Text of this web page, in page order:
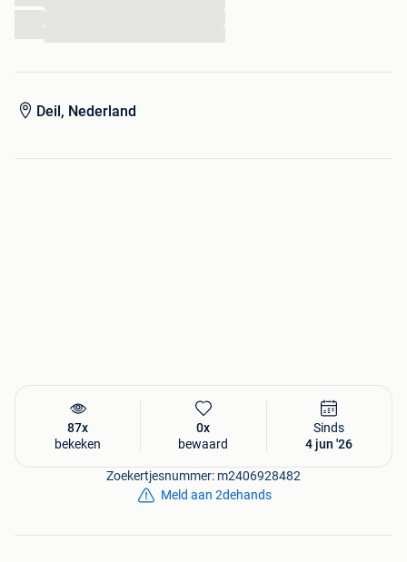
Deil, Nederland
87x
bekeken
0x
bewaard
Sinds
4 jun '26
Zoekertjesnummer: m2406928482
Meld aan 2dehands